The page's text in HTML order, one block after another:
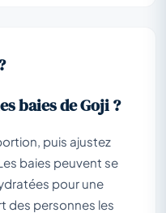
baies de Goji ?
puis ajustez
baies peuvent se
pour une
des personnes les